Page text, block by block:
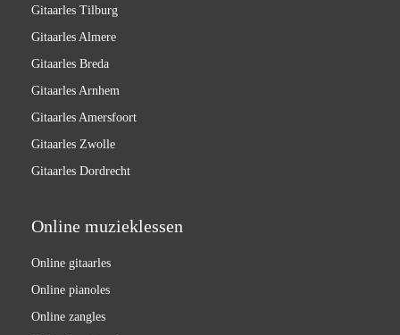
Gitaarles Tilburg
Gitaarles Almere
Gitaarles Breda
Gitaarles Arnhem
Gitaarles Amersfoort
Gitaarles Zwolle
Gitaarles Dordrecht
Online muzieklessen
Online gitaarles
Online pianoles
Online zangles